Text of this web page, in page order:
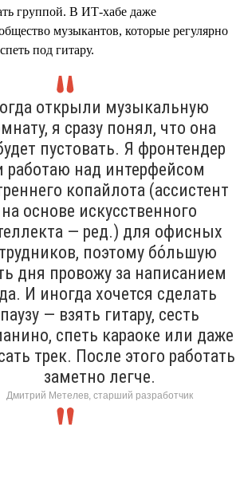
группой. В ИТ-хабе даже
музыкантов, которые регулярно
под гитару.
открыли музыкальную
я сразу понял, что она
пустовать. Я фронтендер
работаю над интерфейсом
копайлота (ассистент
на основе искусственного
— ред.) для офисных
поэтому бо́льшую
дня провожу за написанием
И иногда хочется сделать
паузу — взять гитару, сесть
спеть караоке или даже
трек. После этого работать
заметно легче.
Дмитрий Метелев, старший разработчик